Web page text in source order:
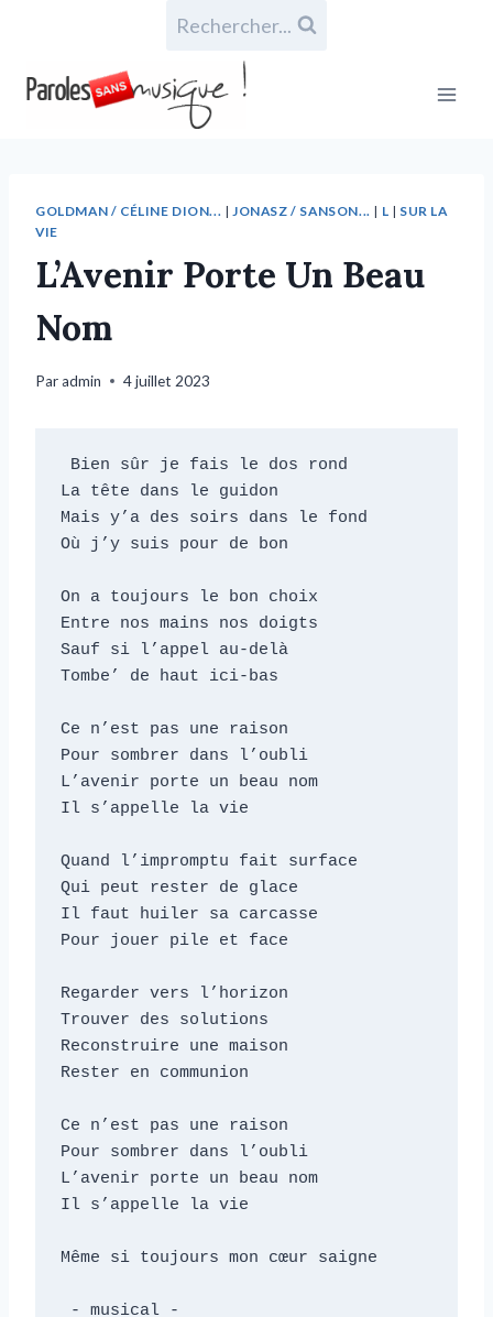
Rechercher...
GOLDMAN / CÉLINE DION... |JONASZ / SANSON... | L | SUR LA
VIE
L’Avenir Porte Un Beau
Nom
Paradmin 4 juillet 2023
La tête dans le guidon
Mais y’a des soirs dans le fond
Où j’y suis pour de bon
On a toujours le bon choix
Entre nos mains nos doigts
Sauf si l’appel au-delà
Tombe’ de haut ici-bas
Ce n’est pas une raison
Pour sombrer dans l’oubli
L’avenir porte un beau nom
Il s’appelle la vie
Quand l’impromptu fait surface
Qui peut rester de glace
Il faut huiler sa carcasse
Pour jouer pile et face
Regarder vers l’horizon
Trouver des solutions
Reconstruire une maison
Rester en communion
Ce n’est pas une raison
Pour sombrer dans l’oubli
L’avenir porte un beau nom
Il s’appelle la vie
Même si toujours mon cœur saigne